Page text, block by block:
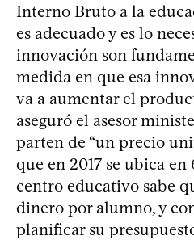
Interno Bruto a la
es adecuado y es lo
innovación son
medida en que esa
va a aumentar el
aseguró el asesor
parten de “un precio
que en 2017 se ubica en
centro educativo sabe
dinero por alumno, y
planificar su